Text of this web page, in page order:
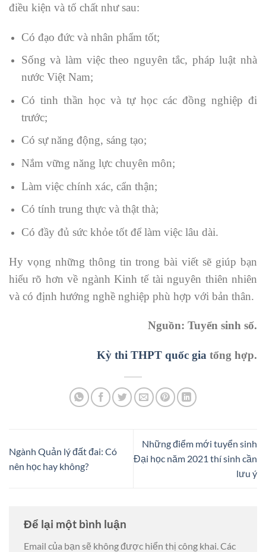
điều kiện và tố chất như sau:
Có đạo đức và nhân phẩm tốt;
Sống và làm việc theo nguyên tắc, pháp luật nhà
nước Việt Nam;
Có tinh thần học và tự học các đồng nghiệp đi
trước;
Có sự năng động, sáng tạo;
Nắm vững năng lực chuyên môn;
Làm việc chính xác, cẩn thận;
Có tính trung thực và thật thà;
Có đầy đủ sức khỏe tốt để làm việc lâu dài.
Hy vọng những thông tin trong bài viết sẽ giúp bạn
hiểu rõ hơn về ngành Kinh tế tài nguyên thiên nhiên
và có định hướng nghề nghiệp phù hợp với bản thân.
Nguồn: Tuyển sinh số.
Kỳ thi THPT quốc gia tổng hợp.
Ngành Quản lý đất đai: Có
nên học hay không?
Những điểm mới tuyển sinh
Đại học năm 2021 thí sinh cần
lưu ý
Để lại một bình luận
Email của bạn sẽ không được hiển thị công khai.Các